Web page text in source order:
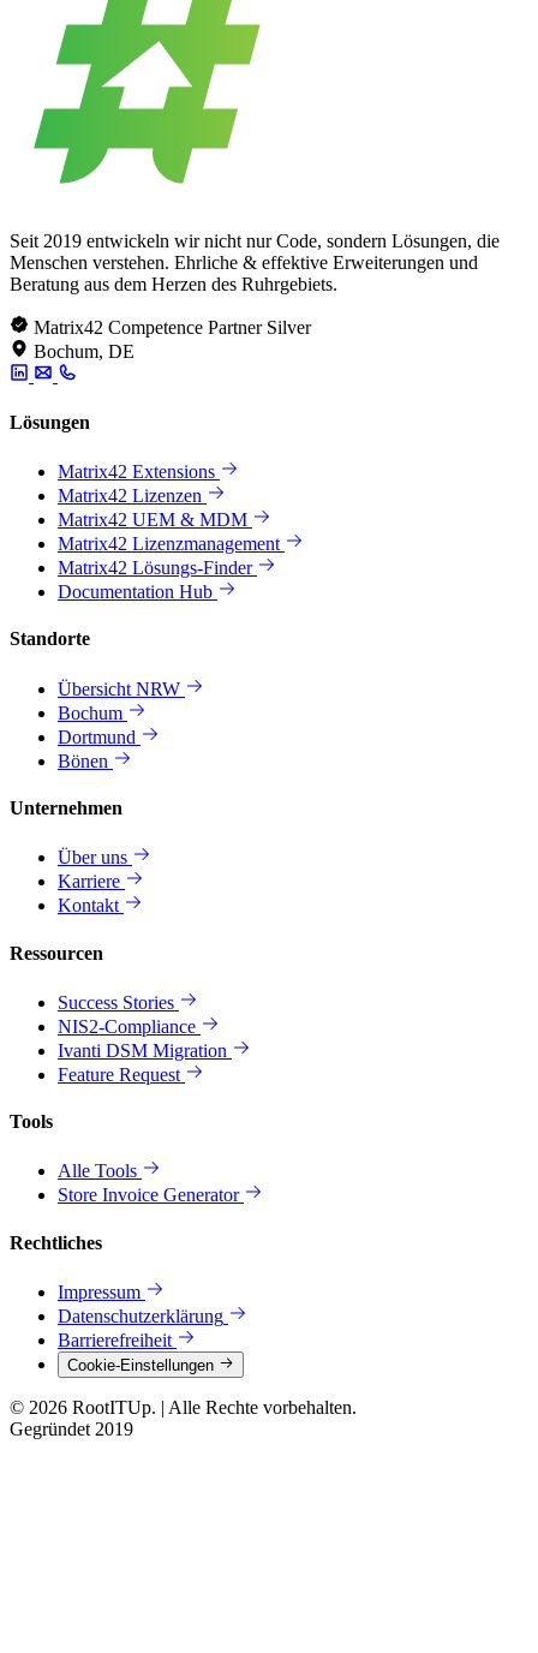
Seit 2019 entwickeln wir nicht nur Code, sondern Lösungen, die
Menschen verstehen. Ehrliche & effektive Erweiterungen und
Beratung aus dem Herzen des Ruhrgebiets.
Matrix42 Competence Partner Silver
Bochum, DE
Lösungen
Matrix42 Extensions
Matrix42 Lizenzen
Matrix42 UEM & MDM
Matrix42 Lizenzmanagement
Matrix42 Lösungs-Finder
Documentation Hub
Standorte
Übersicht NRW
Bochum
Dortmund
Bönen
Unternehmen
Über uns
Karriere
Kontakt
Ressourcen
Success Stories
NIS2-Compliance
Ivanti DSM Migration
Feature Request
Tools
Alle Tools
Store Invoice Generator
Rechtliches
Impressum
Datenschutzerklärung
Barrierefreiheit
Cookie-Einstellungen
© 2026 RootITUp. | Alle Rechte vorbehalten.
Gegründet 2019